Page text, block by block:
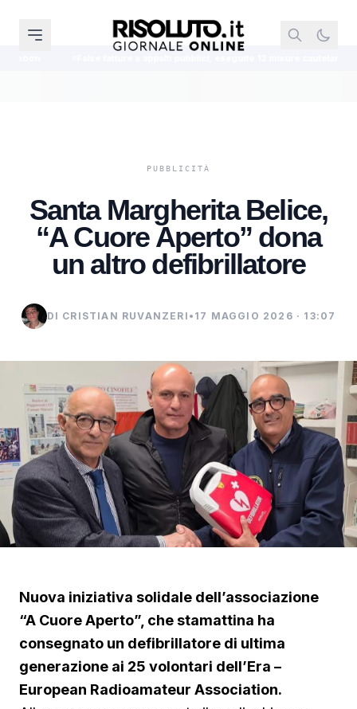
Santa Margherita Belice,
“A Cuore Aperto” dona
un altro defibrillatore
DI CRISTIAN RUVANZERI • 17 MAGGIO 2026 · 13:07
Nuova iniziativa solidale dell’associazione
“A Cuore Aperto”, che stamattina ha
consegnato un defibrillatore di ultima
generazione ai 25 volontari dell’Era –
European Radioamateur Association.